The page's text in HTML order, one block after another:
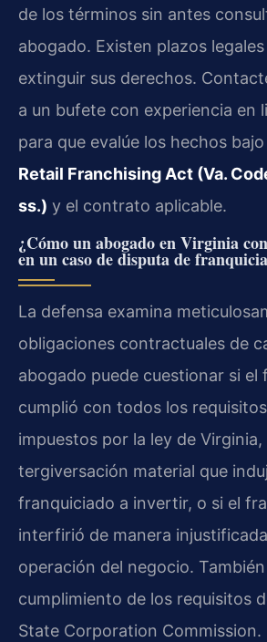
de los términos sin antes
abogado. Existen plazos
extinguir sus derechos.
a un bufete con experiencia en
para que evalúe los hechos bajo
Retail Franchising Act (Va.
ss.) y el contrato aplicable.
¿Cómo un abogado en Virginia
en un caso de disputa de
La defensa examina
obligaciones contractuales de
abogado puede cuestionar si el
cumplió con todos los
impuestos por la ley de
tergiversación material que
franquiciado a invertir, o si el
interfirió de manera
operación del negocio. También
cumplimiento de los requisitos
State Corporation Commission.